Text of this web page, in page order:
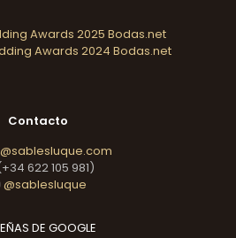
Contacto
622 105 981)
@sablesluque
DE GOOGLE